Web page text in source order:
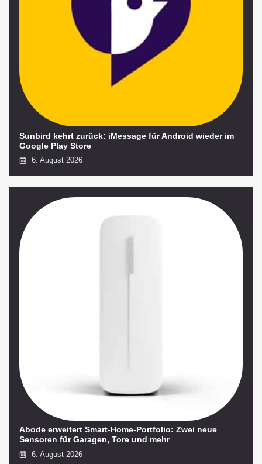
Sunbird kehrt zurück: iMessage für Android wieder im
Google Play Store
6. August 2026
Abode erweitert Smart-Home-Portfolio: Zwei neue
Sensoren für Garagen, Tore und mehr
6. August 2026